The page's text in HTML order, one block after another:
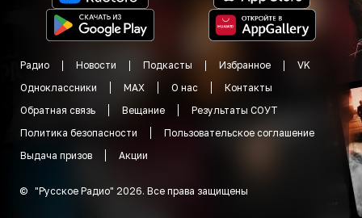
Радио Новости Подкасты Избранное
VK
Одноклассники
MAX О нас
Контакты
Обратная связь
Вещание
Результаты СОУТ
Политика безопасности
Пользовательское соглашение
Выдача призов
Акции
© "Русское Радио" 2026. Все права защищены